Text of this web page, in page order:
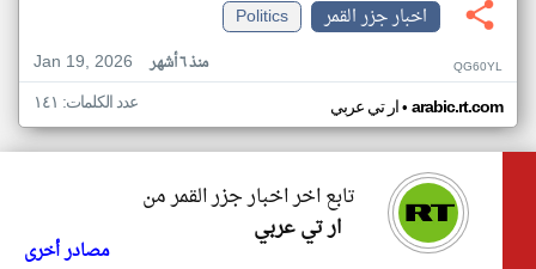
اخبار جزر القمر
Politics
Jan 19, 2026
منذ ٦ أشهر QG60YL
ار تي عربي• arabic.rt.com عدد الكلمات: ١٤١
تابع اخر اخبار جزر القمر من
ار تي عربي
مصادر أخرى